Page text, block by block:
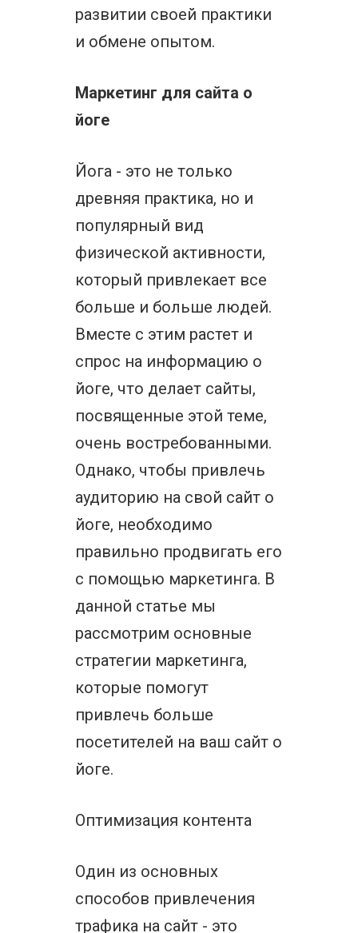
развитии своей практики
и обмене опытом.
Маркетинг для сайта о
йоге
Йога - это не только
древняя практика, но и
популярный вид
физической активности,
который привлекает все
больше и больше людей.
Вместе с этим растет и
спрос на информацию о
йоге, что делает сайты,
посвященные этой теме,
очень востребованными.
Однако, чтобы привлечь
аудиторию на свой сайт о
йоге, необходимо
правильно продвигать его
с помощью маркетинга. В
данной статье мы
рассмотрим основные
стратегии маркетинга,
которые помогут
привлечь больше
посетителей на ваш сайт о
йоге.
Оптимизация контента
Один из основных
способов привлечения
трафика на сайт - это